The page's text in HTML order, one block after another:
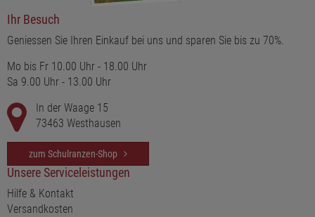
Ihr Besuch
Geniessen Sie Ihren Einkauf bei uns und sparen Sie bis zu 70%.
Mo bis Fr 10.00 Uhr - 18.00 Uhr
Sa 9.00 Uhr - 13.00 Uhr
In der Waage 15
73463 Westhausen
zum Schulranzen-Shop
Unsere Serviceleistungen
Hilfe & Kontakt
Versandkosten